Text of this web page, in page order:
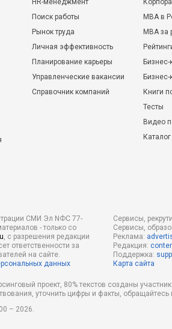
HR-менеджмент
Поиск работы
Рынок труда
Личная эффективность
Планирование карьеры
Управленческие вакансии
Справочник компаний
MBA в
MBA
Бизнес-
Книги
Тесты
Видео
СМИ Эл NФС 77-
- только со
, с разрешения редакции
ответственности за
на сайте.
данных
Сервисы,
Сервисы,
Реклама:
Редакция:
Поддержка:
Карта сайта
проект, 80% текстов созданы
уточнить цифры и факты,
– 2026.